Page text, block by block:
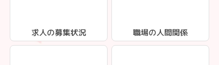
求人の募集状況 職場の人間関係